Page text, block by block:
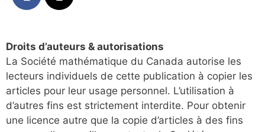
Droits d’auteurs & autorisations
La Société mathématique du Canada autorise les
lecteurs individuels de cette publication à copier les
articles pour leur usage personnel. L’utilisation à
d’autres fins est strictement interdite. Pour obtenir
une licence autre que la copie d’articles à des fins